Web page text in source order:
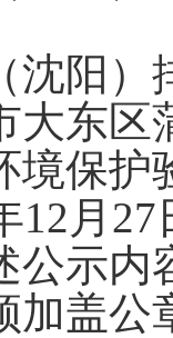
沈阳）
大东区
境保护
12月
公示内
加盖公